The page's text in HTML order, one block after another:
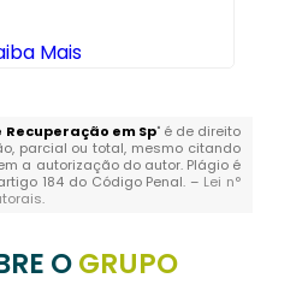
Mais
Recuperação em Sp" é de direito
parcial ou total, mesmo citando
a autorização do autor. Plágio é
184 do Código Penal. – Lei n°
.
OGRUPO